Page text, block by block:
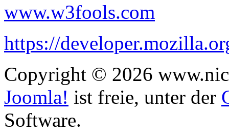
www.w3fools.com
https://
Copyright © 2026
Joomla! ist freie, unter der
Software.